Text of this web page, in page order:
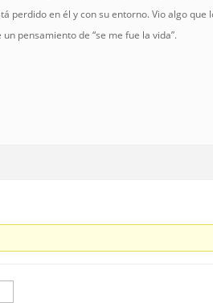
perdido en él y con su entorno. Vio algo que
pensamiento de “se me fue la vida”.